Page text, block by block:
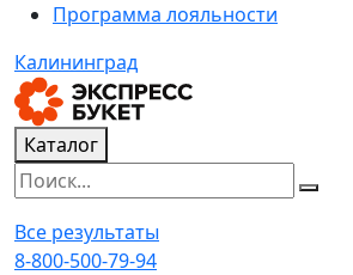
Программа лояльности
Калининград
Каталог
Все результаты
8-800-500-79-94